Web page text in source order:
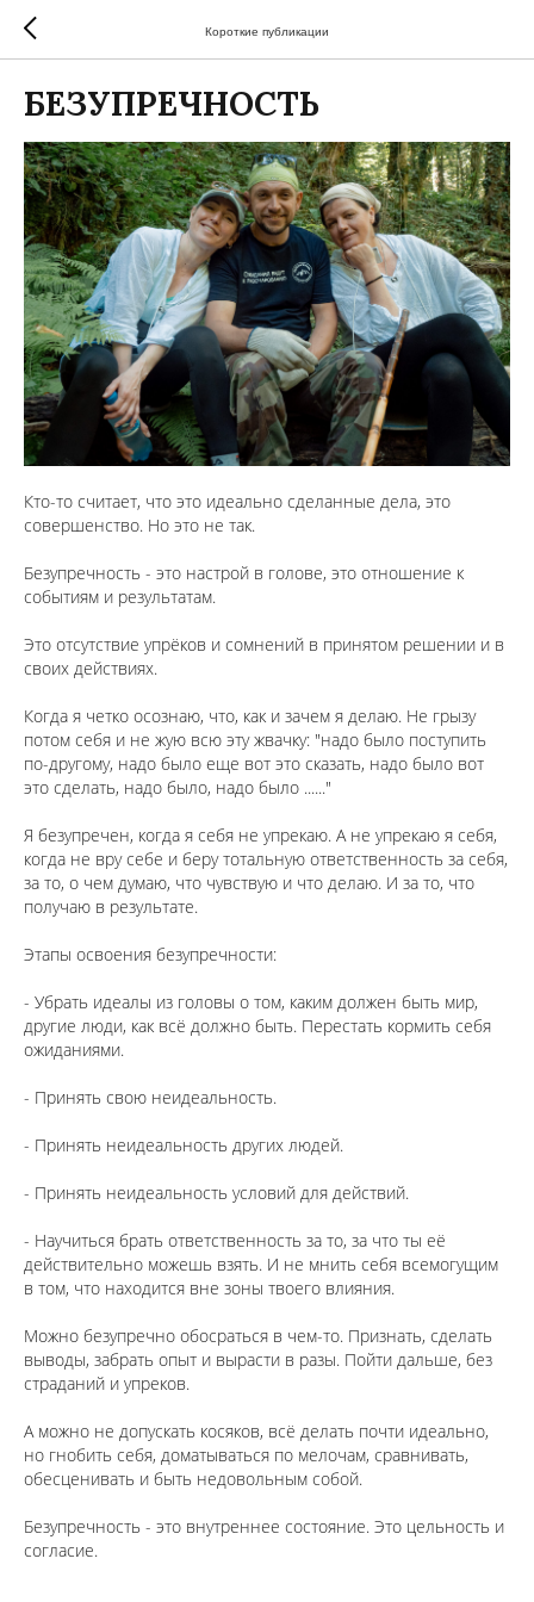
Короткие публикации
БЕЗУПРЕЧНОСТЬ
Кто-то считает, что это идеально сделанные дела, это
совершенство. Но это не так.
Безупречность - это настрой в голове, это отношение к
событиям и результатам.
Это отсутствие упрёков и сомнений в принятом решении и в
своих действиях.
Когда я четко осознаю, что, как и зачем я делаю. Не грызу
потом себя и не жую всю эту жвачку: "надо было поступить
по-другому, надо было еще вот это сказать, надо было вот
это сделать, надо было, надо было ......"
Я безупречен, когда я себя не упрекаю. А не упрекаю я себя,
когда не вру себе и беру тотальную ответственность за себя,
за то, о чем думаю, что чувствую и что делаю. И за то, что
получаю в результате.
Этапы освоения безупречности:
- Убрать идеалы из головы о том, каким должен быть мир,
другие люди, как всё должно быть. Перестать кормить себя
ожиданиями.
- Принять свою неидеальность.
- Принять неидеальность других людей.
- Принять неидеальность условий для действий.
- Научиться брать ответственность за то, за что ты её
действительно можешь взять. И не мнить себя всемогущим
в том, что находится вне зоны твоего влияния.
Можно безупречно обосраться в чем-то. Признать, сделать
выводы, забрать опыт и вырасти в разы. Пойти дальше, без
страданий и упреков.
А можно не допускать косяков, всё делать почти идеально,
но гнобить себя, доматываться по мелочам, сравнивать,
обесценивать и быть недовольным собой.
Безупречность - это внутреннее состояние. Это цельность и
согласие.